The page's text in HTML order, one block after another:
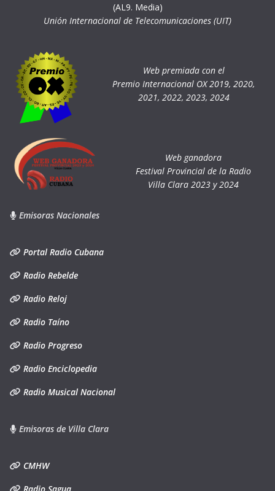
(AL9. Media)
Unión Internacional de Telecomunicaciones (UIT)
Web premiada con el
Premio Internacional OX 2019, 2020,
2021, 2022, 2023, 2024
Web ganadora
Festival Provincial de la Radio
Villa Clara 2023 y 2024
Emisoras Nacionales
Portal Radio Cubana
Radio Rebelde
Radio Reloj
Radio Taíno
Radio Progreso
Radio Enciclopedia
Radio Musical Nacional
Emisoras de Villa Clara
CMHW